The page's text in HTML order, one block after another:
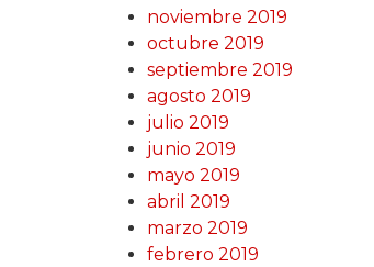
noviembre 2019
octubre 2019
septiembre 2019
agosto 2019
julio 2019
junio 2019
mayo 2019
abril 2019
marzo 2019
febrero 2019